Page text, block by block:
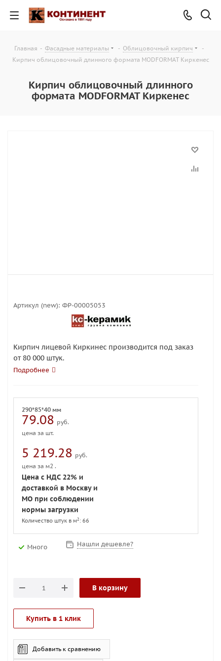
Главная - Фасадные материалы - Облицовочный кирпич
-
Кирпич облицовочный длинного формата MODFORMAT Киркенес
Кирпич облицовочный длинного
формата MODFORMAT Киркенес
Артикул (new): ФР-00005053
Кирпич лицевой Киркинес производится под заказ
от 80 000 штук.
Подробнее
290*85*40 мм
79.08 руб.
цена за шт.
5 219.28 руб.
цена за м2 .
Цена с НДС 22% и
доставкой в Москву и
МО при соблюдении
нормы загрузки
Количество штук в м2 : 66
Много Нашли дешевле?
В корзину
Купить в 1 клик
Добавить к сравнению